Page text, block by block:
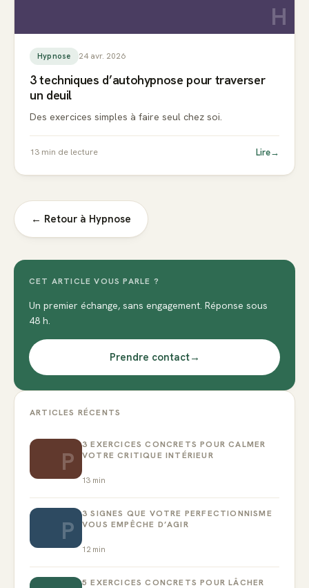
H
Hypnose 24 avr. 2026
3 techniques d’autohypnose pour traverser
un deuil
Des exercices simples à faire seul chez soi.
13 min de lecture Lire→
← Retour à Hypnose
CET ARTICLE VOUS PARLE ?
Un premier échange, sans engagement. Réponse sous
48 h.
Prendre contact→
ARTICLES RÉCENTS
P
3 EXERCICES CONCRETS POUR CALMER
VOTRE CRITIQUE INTÉRIEUR
13 min
P
3 SIGNES QUE VOTRE PERFECTIONNISME
VOUS EMPÊCHE D’AGIR
12 min
5 EXERCICES CONCRETS POUR LÂCHER